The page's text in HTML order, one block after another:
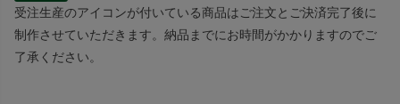
受注生産のアイコンが付いている商品はご注文とご決済完了後に
制作させていただきます。納品までにお時間がかかりますのでご
了承ください。